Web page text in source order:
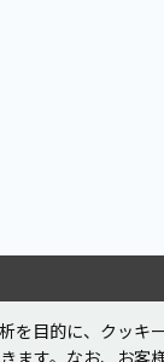
を目的に、クッ
ます。なお、お